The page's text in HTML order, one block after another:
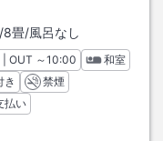
/8畳/風呂なし
イン
| OUT チェックアウト
～10:00
和室
き
禁煙
払い